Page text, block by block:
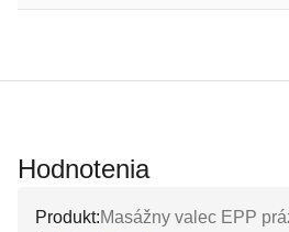
Hodnotenia
Produkt:Masážny valec EPP